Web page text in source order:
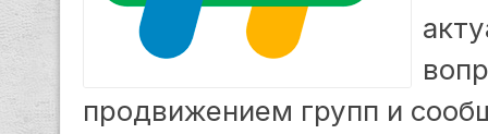
продвижением групп и